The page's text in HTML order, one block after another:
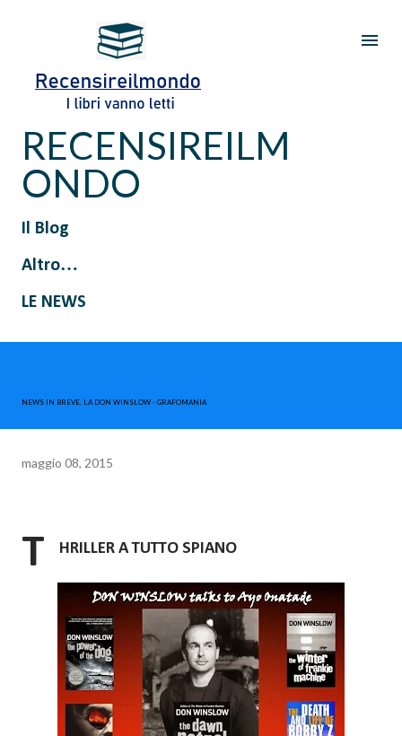
Passa ai contenuti principali
RECENSIREILM
ONDO
Il Blog
Altro…
LE NEWS
NEWS IN BREVE. LA DON WINSLOW - GRAFOMANIA
maggio 08, 2015
T HRILLER A TUTTO SPIANO